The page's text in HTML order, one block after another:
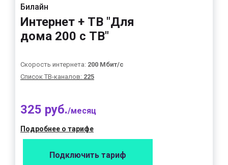
Билайн
Интернет + ТВ "Для
дома 200 с ТВ"
Скорость интернета: 200 Мбит/с
Список ТВ-каналов: 225
325 руб./месяц
Подробнее о тарифе
Подключить тариф